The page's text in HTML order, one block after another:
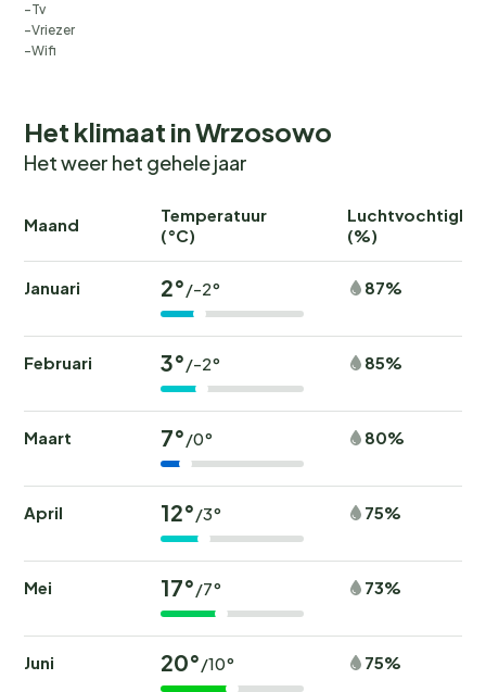
Tv
Vriezer
Wifi
Het klimaat in Wrzosowo
Het weer het gehele jaar
Maand
Temperatuur
(°C)
(%)
Januari 2°/-2° 87%
Februari 3°/-2° 85%
Maart 7°/0° 80%
April 12°/3° 75%
Mei 17°/7° 73%
Juni 20°/10° 75%